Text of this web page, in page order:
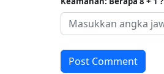
Post Comment